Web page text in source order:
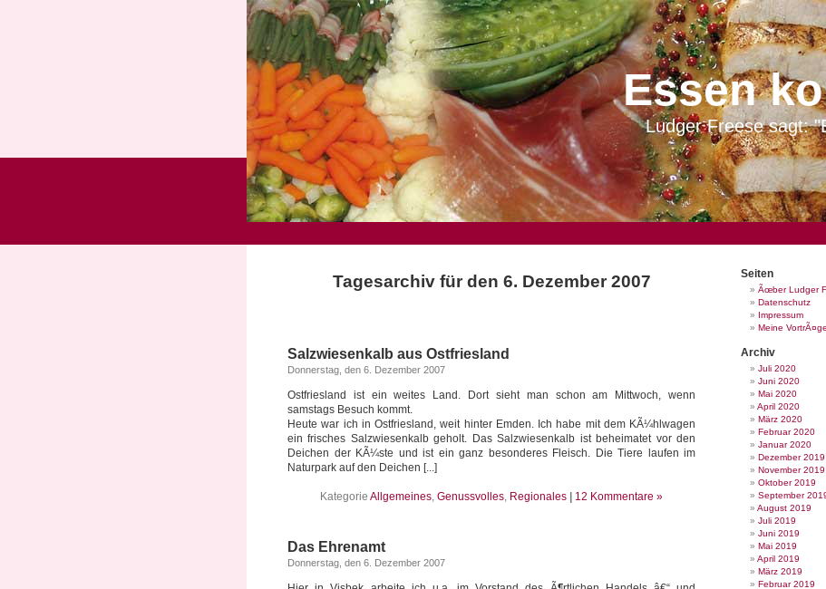
Essen
Ludger Freese sagt:
Tagesarchiv für den 6. Dezember 2007
Salzwiesenkalb aus Ostfriesland
Donnerstag, den 6. Dezember 2007
Ostfriesland ist ein weites Land. Dort sieht man schon am Mittwoch, wenn
samstags Besuch kommt.
Heute war ich in Ostfriesland, weit hinter Emden. Ich habe mit dem KÃ¼hlwagen
ein frisches Salzwiesenkalb geholt. Das Salzwiesenkalb ist beheimatet vor den
Deichen der KÃ¼ste und ist ein ganz besonderes Fleisch. Die Tiere laufen im
Naturpark auf den Deichen [...]
Kategorie Allgemeines, Genussvolles, Regionales 12 Kommentare »
Das Ehrenamt
Donnerstag, den 6. Dezember 2007
Seiten
Ãœber Ludger
Datenschutz
Impressum
Meine VortrÃ¤ge
Archiv
Juli 2020
Juni 2020
Mai 2020
April 2020
März 2020
Februar 2020
Januar 2020
Dezember 2019
November 2019
Oktober 2019
September
August 2019
Juli 2019
Juni 2019
Mai 2019
April 2019
März 2019
Februar 2019